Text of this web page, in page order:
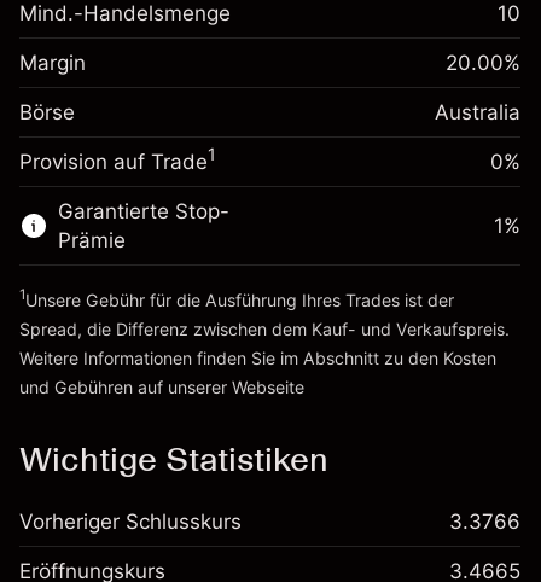
Positionswert
Positionsgröße mit Hebelwirkung
~A$5,000.00
Geld aus Hebelwirkung ~
Zur Plattform
Margin. Ihre Investition
Anpassung der
Übernachtfinanzierung
fremdfinanzierten
Positionswert
0.00087%
(A$0.04)
Positionsgröße mit Hebelwirkung
~A$5,000.00
Geld aus Hebelwirkung ~
Zur Plattform
Mind.-Handelsmenge 10
Margin 20.00%
Börse Australia
Provision auf Trade1 0%
Garantierte Stop-
Prämie
1%
1Unsere Gebühr für die Ausführung Ihres Trades ist der
Spread, die Differenz zwischen dem Kauf- und Verkaufspreis.
Weitere Informationen finden Sie im Abschnitt zu den Kosten
und Gebühren auf unserer Webseite
Wichtige Statistiken
Vorheriger Schlusskurs 3.3766
Eröffnungskurs 3.4665